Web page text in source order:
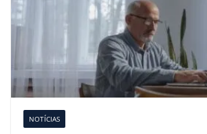
NOTÍCIAS